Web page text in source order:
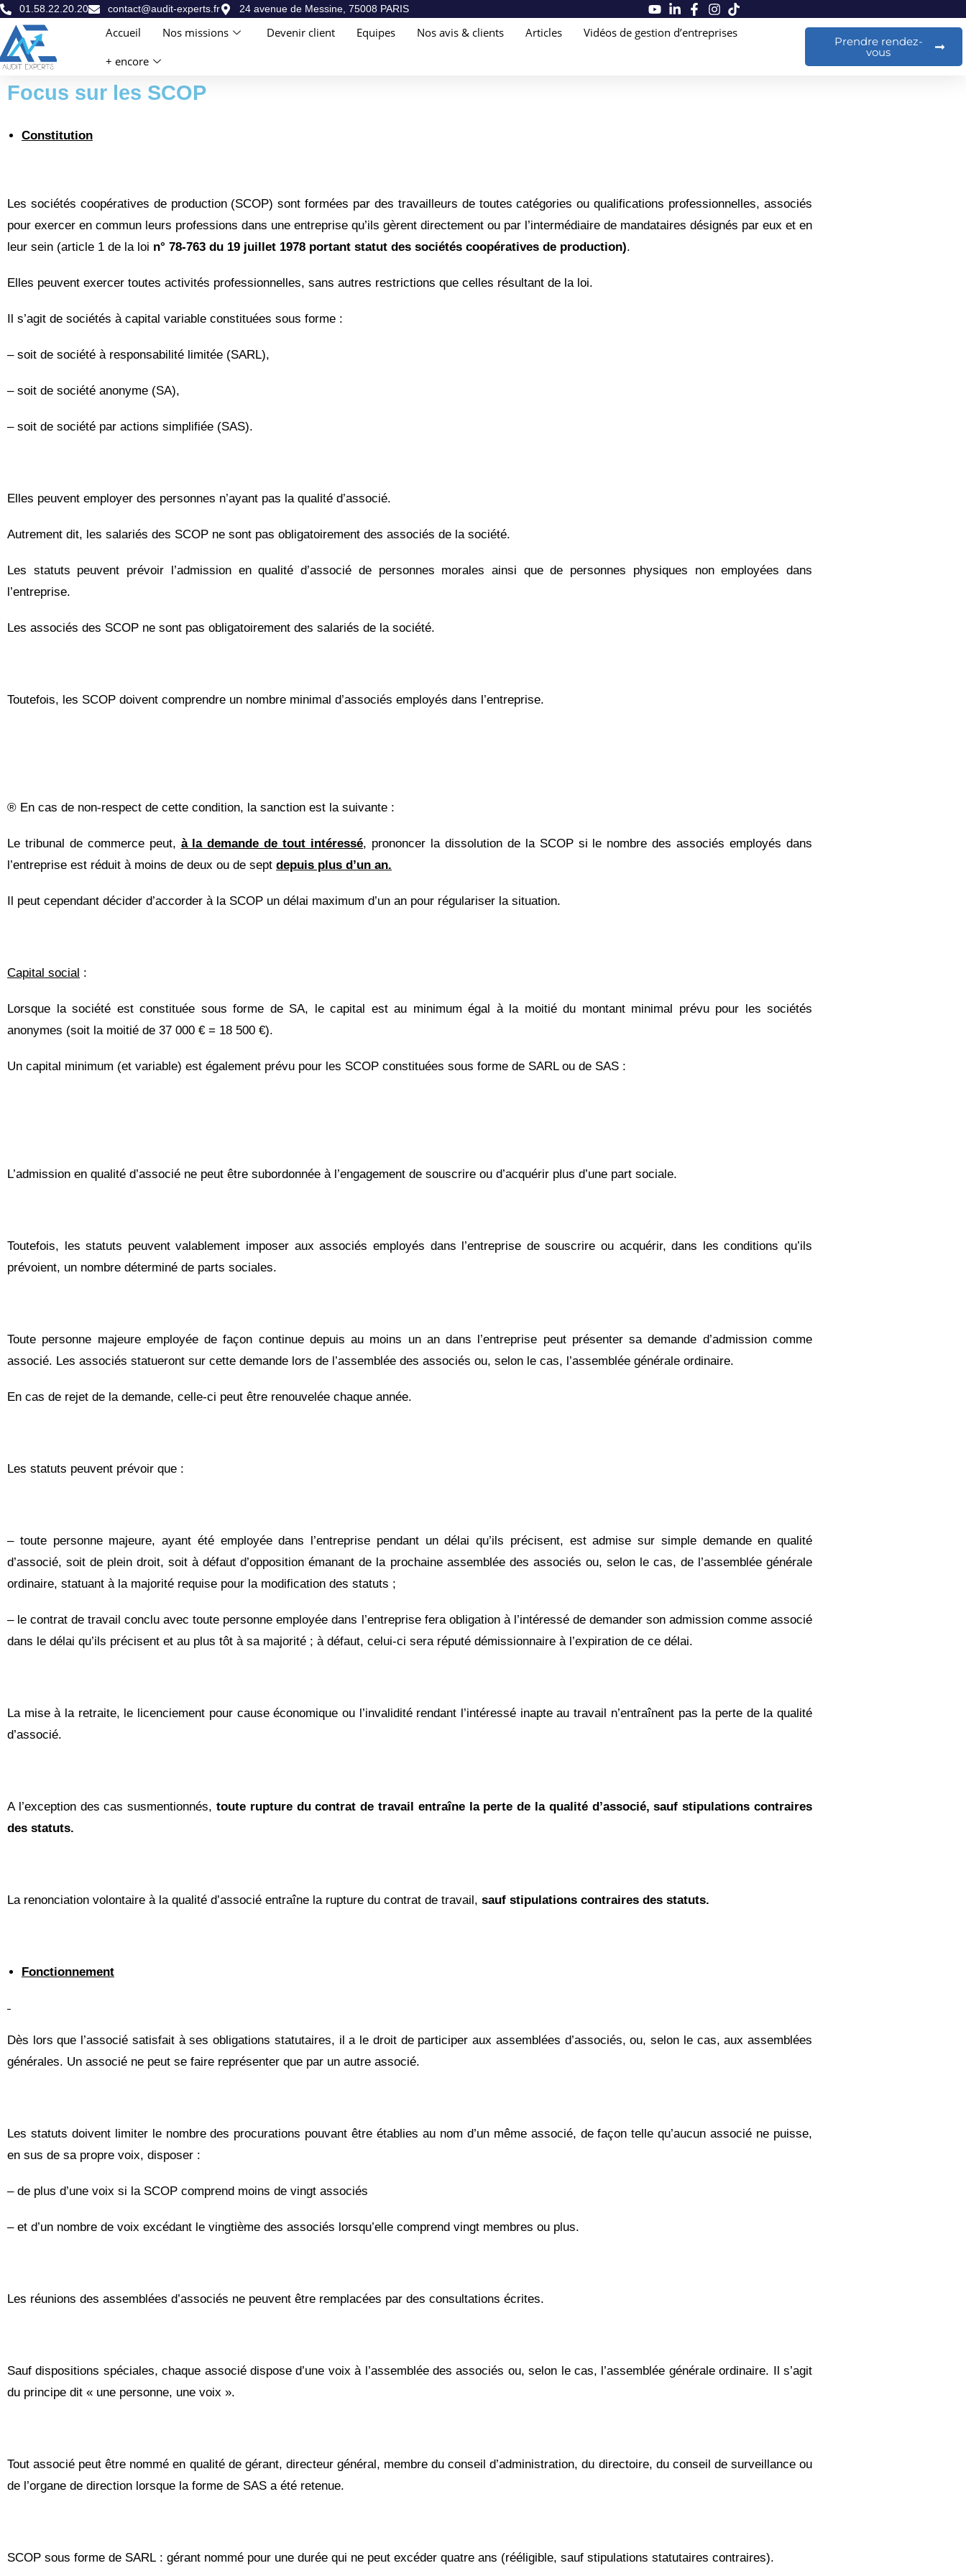
01.58.22.20.20 contact@audit-experts.fr 24 avenue de Messine, 75008 PARIS
Accueil Nos missions Devenir client Equipes Nos avis & clients Articles
Vidéos de gestion d’entreprises
+ encore
Prendre rendez-
vous
Focus sur les SCOP
Constitution
Les sociétés coopératives de production (SCOP) sont formées par des travailleurs de toutes catégories ou qualifications professionnelles, associés
pour exercer en commun leurs professions dans une entreprise qu’ils gèrent directement ou par l’intermédiaire de mandataires désignés par eux et en
leur sein (article 1 de la loi n° 78-763 du 19 juillet 1978 portant statut des sociétés coopératives de production).
Elles peuvent exercer toutes activités professionnelles, sans autres restrictions que celles résultant de la loi.
Il s’agit de sociétés à capital variable constituées sous forme :
– soit de société à responsabilité limitée (SARL),
– soit de société anonyme (SA),
– soit de société par actions simplifiée (SAS).
Elles peuvent employer des personnes n’ayant pas la qualité d’associé.
Autrement dit, les salariés des SCOP ne sont pas obligatoirement des associés de la société.
Les statuts peuvent prévoir l’admission en qualité d’associé de personnes morales ainsi que de personnes physiques non employées dans
l’entreprise.
Les associés des SCOP ne sont pas obligatoirement des salariés de la société.
Toutefois, les SCOP doivent comprendre un nombre minimal d’associés employés dans l’entreprise.
® En cas de non-respect de cette condition, la sanction est la suivante :
Le tribunal de commerce peut, à la demande de tout intéressé, prononcer la dissolution de la SCOP si le nombre des associés employés dans
l’entreprise est réduit à moins de deux ou de sept depuis plus d’un an.
Il peut cependant décider d’accorder à la SCOP un délai maximum d’un an pour régulariser la situation.
Capital social :
Lorsque la société est constituée sous forme de SA, le capital est au minimum égal à la moitié du montant minimal prévu pour les sociétés
anonymes (soit la moitié de 37 000 € = 18 500 €).
Un capital minimum (et variable) est également prévu pour les SCOP constituées sous forme de SARL ou de SAS :
L’admission en qualité d’associé ne peut être subordonnée à l’engagement de souscrire ou d’acquérir plus d’une part sociale.
Toutefois, les statuts peuvent valablement imposer aux associés employés dans l’entreprise de souscrire ou acquérir, dans les conditions qu’ils
prévoient, un nombre déterminé de parts sociales.
Toute personne majeure employée de façon continue depuis au moins un an dans l’entreprise peut présenter sa demande d’admission comme
associé. Les associés statueront sur cette demande lors de l’assemblée des associés ou, selon le cas, l’assemblée générale ordinaire.
En cas de rejet de la demande, celle-ci peut être renouvelée chaque année.
Les statuts peuvent prévoir que :
– toute personne majeure, ayant été employée dans l’entreprise pendant un délai qu’ils précisent, est admise sur simple demande en qualité
d’associé, soit de plein droit, soit à défaut d’opposition émanant de la prochaine assemblée des associés ou, selon le cas, de l’assemblée générale
ordinaire, statuant à la majorité requise pour la modification des statuts ;
– le contrat de travail conclu avec toute personne employée dans l’entreprise fera obligation à l’intéressé de demander son admission comme associé
dans le délai qu’ils précisent et au plus tôt à sa majorité ; à défaut, celui-ci sera réputé démissionnaire à l’expiration de ce délai.
La mise à la retraite, le licenciement pour cause économique ou l’invalidité rendant l’intéressé inapte au travail n’entraînent pas la perte de la qualité
d’associé.
A l’exception des cas susmentionnés, toute rupture du contrat de travail entraîne la perte de la qualité d’associé, sauf stipulations contraires
des statuts.
La renonciation volontaire à la qualité d’associé entraîne la rupture du contrat de travail, sauf stipulations contraires des statuts.
Fonctionnement
Dès lors que l’associé satisfait à ses obligations statutaires, il a le droit de participer aux assemblées d’associés, ou, selon le cas, aux assemblées
générales. Un associé ne peut se faire représenter que par un autre associé.
Les statuts doivent limiter le nombre des procurations pouvant être établies au nom d’un même associé, de façon telle qu’aucun associé ne puisse,
en sus de sa propre voix, disposer :
– de plus d’une voix si la SCOP comprend moins de vingt associés
– et d’un nombre de voix excédant le vingtième des associés lorsqu’elle comprend vingt membres ou plus.
Les réunions des assemblées d’associés ne peuvent être remplacées par des consultations écrites.
Sauf dispositions spéciales, chaque associé dispose d’une voix à l’assemblée des associés ou, selon le cas, l’assemblée générale ordinaire. Il s’agit
du principe dit « une personne, une voix ».
Tout associé peut être nommé en qualité de gérant, directeur général, membre du conseil d’administration, du directoire, du conseil de surveillance ou
de l’organe de direction lorsque la forme de SAS a été retenue.
SCOP sous forme de SARL : gérant nommé pour une durée qui ne peut excéder quatre ans (rééligible, sauf stipulations statutaires contraires).